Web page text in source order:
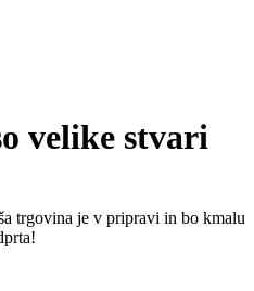
velike stvari
trgovina je v pripravi in ​​bo kmalu